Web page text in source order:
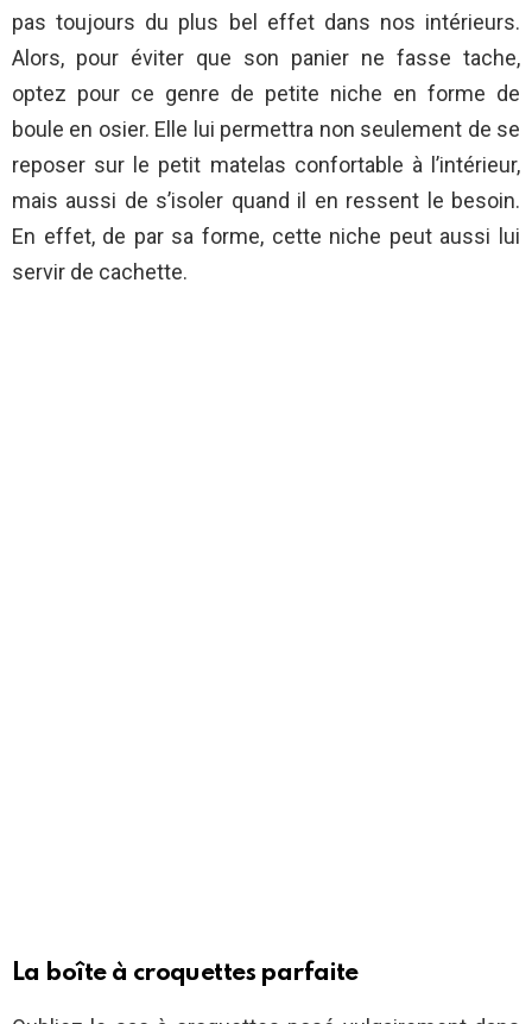
pas toujours du plus bel effet dans nos intérieurs.
Alors, pour éviter que son panier ne fasse tache,
optez pour ce genre de petite niche en forme de
boule en osier. Elle lui permettra non seulement de se
reposer sur le petit matelas confortable à l’intérieur,
mais aussi de s’isoler quand il en ressent le besoin.
En effet, de par sa forme, cette niche peut aussi lui
servir de cachette.
La boîte à croquettes parfaite